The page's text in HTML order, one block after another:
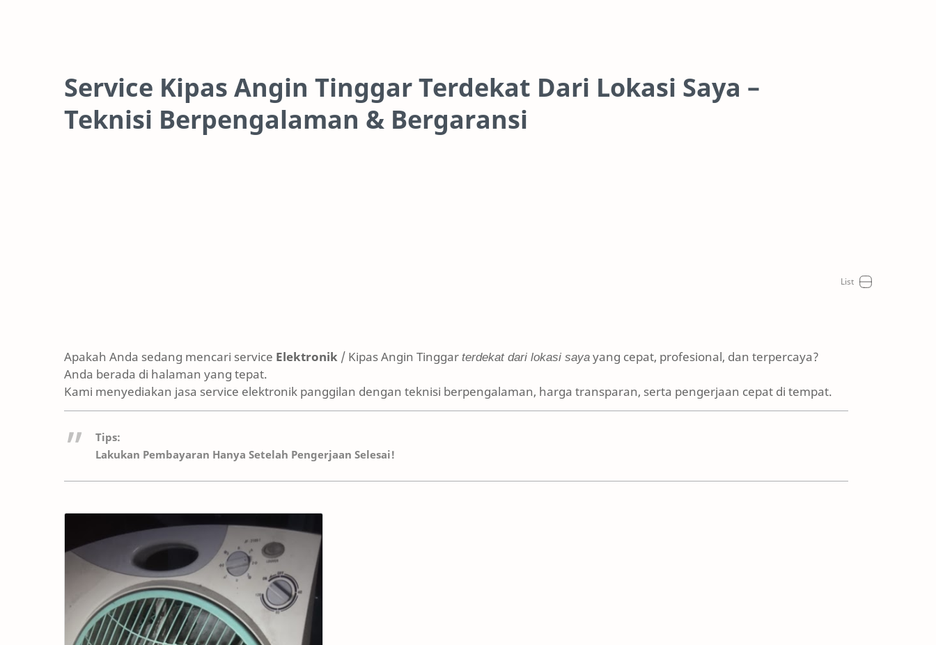
Service Kipas Angin Tinggar Terdekat Dari Lokasi Saya –
Teknisi Berpengalaman & Bergaransi
Apakah Anda sedang mencari service Elektronik / Kipas Angin Tinggarterdekat dari lokasi sayayang cepat, profesional, dan terpercaya?
Anda berada di halaman yang tepat.
Kami menyediakan jasa service elektronik panggilan dengan teknisi berpengalaman, harga transparan, serta pengerjaan cepat di tempat.
Tips:
Lakukan Pembayaran Hanya Setelah Pengerjaan Selesai!